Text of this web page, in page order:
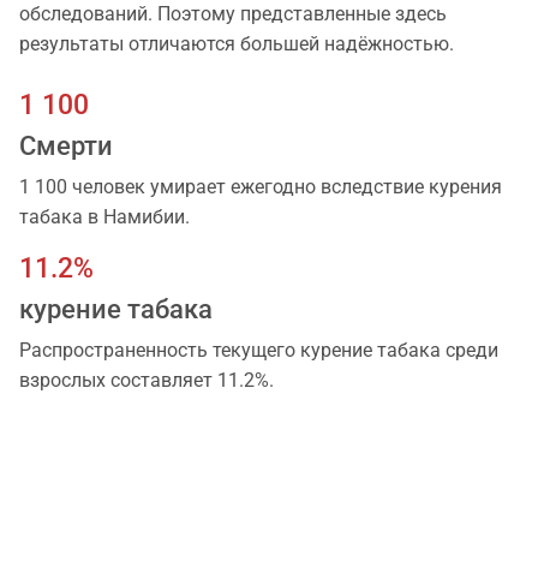
обследований. Поэтому представленные здесь
результаты отличаются большей надёжностью.
1 100
Смерти
1 100 человек умирает ежегодно вследствие курения
табакa в Намибии.
11.2%
курение табака
Распространенность текущего курение табака среди
взрослых составляет 11.2%.